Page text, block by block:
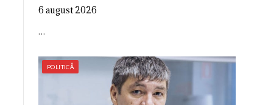
6 august 2026
…
POLITICĂ